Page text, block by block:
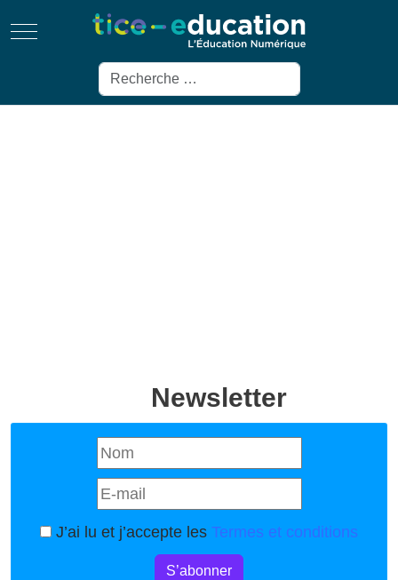
Mobile Menu Toggle
Rechercher
Newsletter
J’ai lu et j’accepte les Termes et conditions
S’abonner